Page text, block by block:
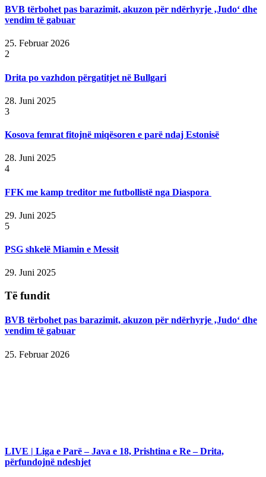
BVB tërbohet pas barazimit, akuzon për ndërhyrje ‚Judo‘ dhe
vendim të gabuar
25. Februar 2026
2
Drita po vazhdon përgatitjet në Bullgari
28. Juni 2025
3
Kosova femrat fitojnë miqësoren e parë ndaj Estonisë
28. Juni 2025
4
FFK me kamp treditor me futbollistë nga Diaspora
29. Juni 2025
5
PSG shkelë Miamin e Messit
29. Juni 2025
Të fundit
BVB tërbohet pas barazimit, akuzon për ndërhyrje ‚Judo‘ dhe
vendim të gabuar
25. Februar 2026
LIVE | Liga e Parë – Java e 18, Prishtina e Re – Drita,
përfundojnë ndeshjet